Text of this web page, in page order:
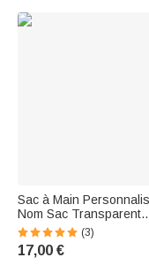
Sac à Main
Nom Sac Transparent
Imperméable Point de
Dalmatien Cadeau
Anniversaire pour
(3)
17,00 €